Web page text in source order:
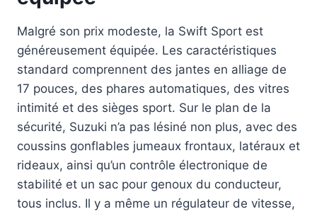
Malgré son prix modeste, la Swift Sport est
généreusement équipée. Les caractéristiques
standard comprennent des jantes en alliage de
17 pouces, des phares automatiques, des vitres
intimité et des sièges sport. Sur le plan de la
sécurité, Suzuki n’a pas lésiné non plus, avec des
coussins gonflables jumeaux frontaux, latéraux et
rideaux, ainsi qu’un contrôle électronique de
stabilité et un sac pour genoux du conducteur,
tous inclus. Il y a même un régulateur de vitesse,